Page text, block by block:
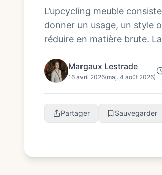
L’upcycling meuble
donner un usage, un style
réduire en matière brute.
Margaux Lestrade
16 avril 2026(maj. 4 août 2026)
Partager Sauvegarder